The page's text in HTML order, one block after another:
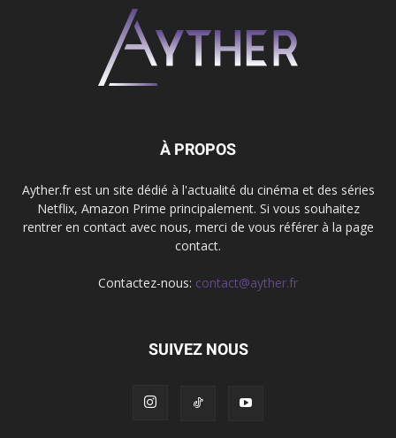
À PROPOS
Ayther.fr est un site dédié à l'actualité du cinéma et des séries
Netflix, Amazon Prime principalement. Si vous souhaitez
rentrer en contact avec nous, merci de vous référer à la page
contact.
Contactez-nous: contact@ayther.fr
SUIVEZ NOUS